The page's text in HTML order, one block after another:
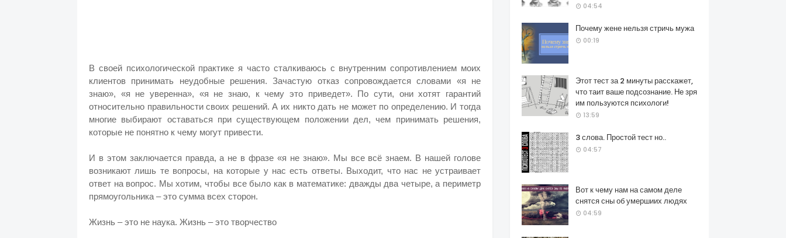
В своей психологической практике я часто сталкиваюсь с внутренним сопротивлением моих
клиентов принимать неудобные решения. Зачастую отказ сопровождается словами «я не
знаю», «я не уверенна», «я не знаю, к чему это приведет». По сути, они хотят гарантий
относительно правильности своих решений. А их никто дать не может по определению. И тогда
многие выбирают оставаться при существующем положении дел, чем принимать решения,
которые не понятно к чему могут привести.
И в этом заключается правда, а не в фразе «я не знаю». Мы все всё знаем. В нашей голове
возникают лишь те вопросы, на которые у нас есть ответы. Выходит, что нас не устраивает
ответ на вопрос. Мы хотим, чтобы все было как в математике: дважды два четыре, а периметр
прямоугольника – это сумма всех сторон.
Жизнь – это не наука. Жизнь – это творчество
04:54
Почему жене нельзя стричь мужа
00:19
Этот тест за 2 минуты расскажет,
что таит ваше подсознание. Не зря
им пользуются психологи!
13:59
3 слова. Простой тест но..
04:57
Вот к чему нам на самом деле
снятся сны об умершиих людях
04:59